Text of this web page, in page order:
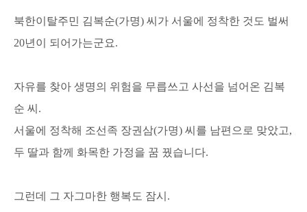
북한이탈주민 김복순(가명) 씨가 서울에 정착한 것도 벌써
20년이 되어가는군요.
자유를 찾아 생명의 위험을 무릅쓰고 사선을 넘어온 김복
순 씨.
서울에 정착해 조선족 장권삼(가명) 씨를 남편으로 맞았고,
두 딸과 함께 화목한 가정을 꿈 꿨습니다.
그런데 그 자그마한 행복도 잠시.